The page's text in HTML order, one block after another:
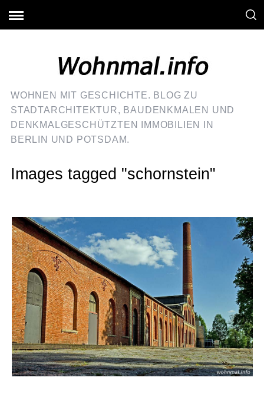
WOHNEN MIT GESCHICHTE. BLOG ZU
STADTARCHITEKTUR, BAUDENKMALEN UND
DENKMALGESCHÜTZTEN IMMOBILIEN IN
BERLIN UND POTSDAM.
Images tagged "schornstein"